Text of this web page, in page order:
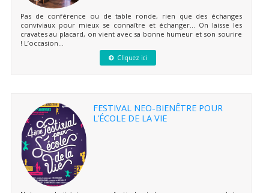
Pas de conférence ou de table ronde, rien que des échanges
conviviaux pour mieux se connaître et échanger… On laisse les
cravates au placard, on vient avec sa bonne humeur et son sourire
! L’occasion...
Cliquez ici
FESTIVAL NEO-BIENÊTRE POUR
L’ÉCOLE DE LA VIE